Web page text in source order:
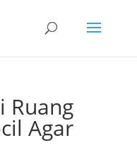
Ruang
Agar